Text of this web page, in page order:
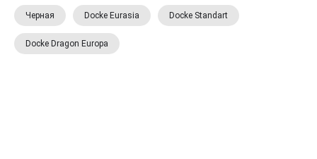
Черная Docke Eurasia Docke Standart
Docke Dragon Europa